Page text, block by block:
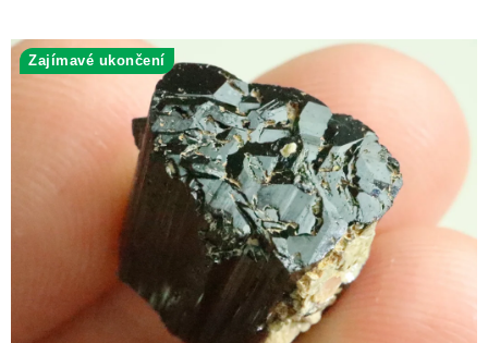
SLEVY
NÁŠ PŘÍBĚH
Zajímavé ukončení